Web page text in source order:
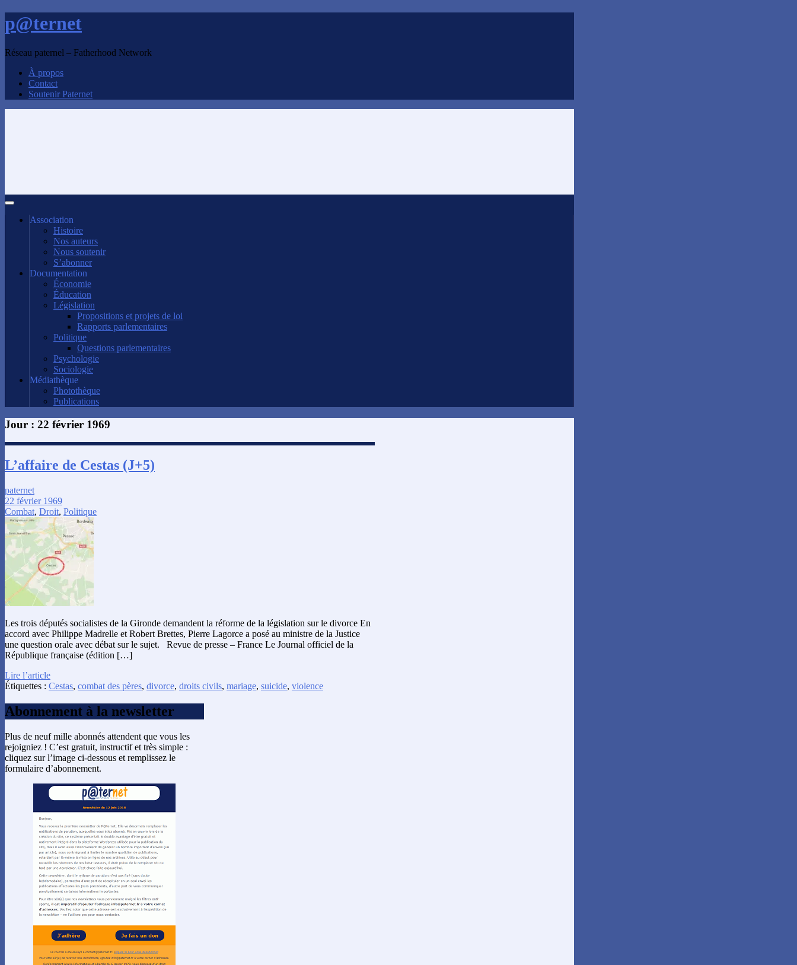
p@ternet
Réseau paternel – Fatherhood Network
À propos
Contact
Soutenir Paternet
Association
Histoire
Nos auteurs
Nous soutenir
S’abonner
Documentation
Économie
Éducation
Législation
Propositions et projets de loi
Rapports parlementaires
Politique
Questions parlementaires
Psychologie
Sociologie
Médiathèque
Photothèque
Publications
Jour : 22 février 1969
L’affaire de Cestas (J+5)
paternet
22 février 1969
Combat, Droit, Politique
Les trois députés socialistes de la Gironde demandent la réforme de la législation sur le divorce En
accord avec Philippe Madrelle et Robert Brettes, Pierre Lagorce a posé au ministre de la Justice
une question orale avec débat sur le sujet. Revue de presse – France Le Journal officiel de la
République française (édition […]
Lire l’article
Étiquettes : Cestas, combat des pères, divorce, droits civils, mariage, suicide, violence
Abonnement à la newsletter
Plus de neuf mille abonnés attendent que vous les
rejoigniez ! C’est gratuit, instructif et très simple :
cliquez sur l’image ci-dessous et remplissez le
formulaire d’abonnement.